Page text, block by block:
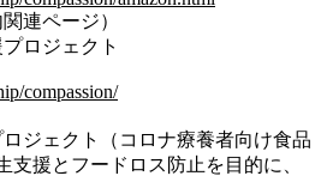
連ページ）
ロジェクト
compassion/
ロジェクト（コロナ療養者向け食品
援とフードロス防止を目的に、